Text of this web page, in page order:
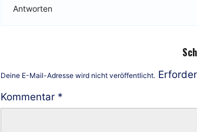
Antworten
Deine E-Mail-Adresse wird nicht veröffentlicht.
Kommentar *